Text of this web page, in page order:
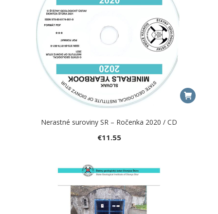
Nerastné suroviny SR – Ročenka 2020 / CD
€11.55